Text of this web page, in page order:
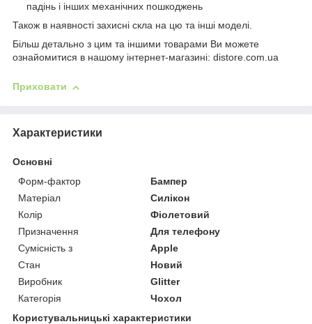
падінь і інших механічних пошкоджень
Також в наявності захисні скла на цю та інші моделі.
Більш детально з цим та іншими товарами Ви можете
ознайомитися в нашому інтернет-магазині: distore.com.ua
Приховати
Характеристики
Основні
Форм-фактор
Бампер
Матеріал
Силікон
Колір
Фіолетовий
Призначення
Для телефону
Сумісність з
Apple
Стан
Новий
Виробник
Glitter
Категорія
Чохол
Користувальницькі характеристики